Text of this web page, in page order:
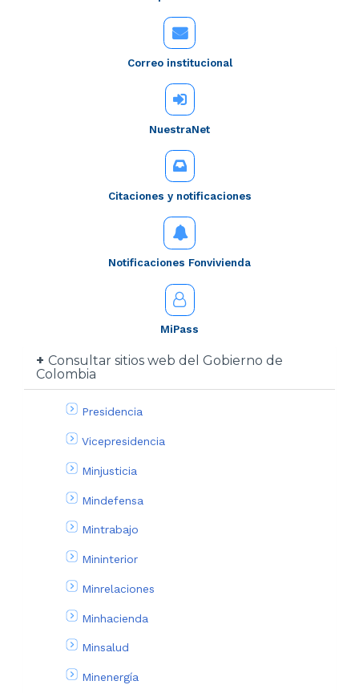
Correo institucional
NuestraNet
Citaciones y notificaciones
Notificaciones Fonvivienda
MiPass
Consultar sitios web del Gobierno de
Colombia
Presidencia
Vicepresidencia
Minjusticia
Mindefensa
Mintrabajo
Mininterior
Minrelaciones
Minhacienda
Minsalud
Minenergía